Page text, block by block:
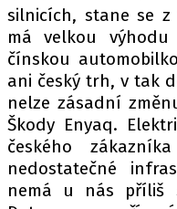
silnicích, stane se
má velkou
čínskou
ani český trh, v tak
nelze zásadní
Škody Enyaq.
českého
nedostatečné
nemá u nás příliš